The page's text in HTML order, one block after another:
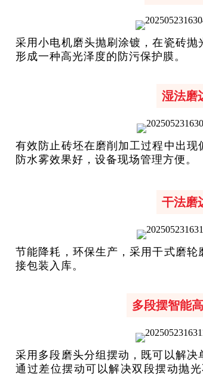
采用小电机磨头抛刷涂镀，在瓷砖
形成一种高光泽度的防污保护膜。
湿法磨
有效防止砖坯在磨削加工过程中出现
防水雾效果好，设备现场管理方便。
干法磨
节能降耗，环保生产，采用干式磨
接包装入库。
多段摆智能
采用多段磨头分组摆动，既可以解决
通过差位摆动可以解决双段摆动抛